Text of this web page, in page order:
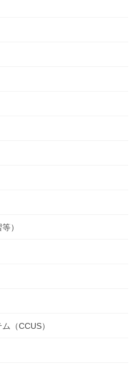
）
（CCUS）